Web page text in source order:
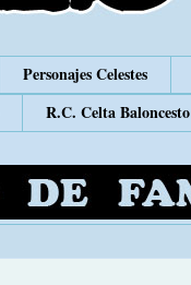
Personajes Celestes
R.C. Celta Baloncesto